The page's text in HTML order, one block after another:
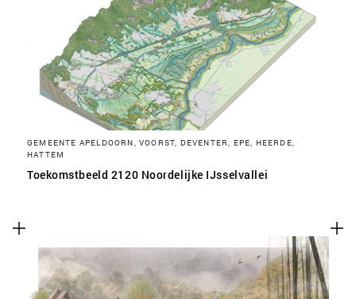
GEMEENTE APELDOORN, VOORST, DEVENTER, EPE, HEERDE,
HATTEM
Toekomstbeeld 2120 Noordelijke IJsselvallei
SLA VOORKEUREN OP